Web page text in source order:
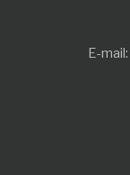
E-mail: